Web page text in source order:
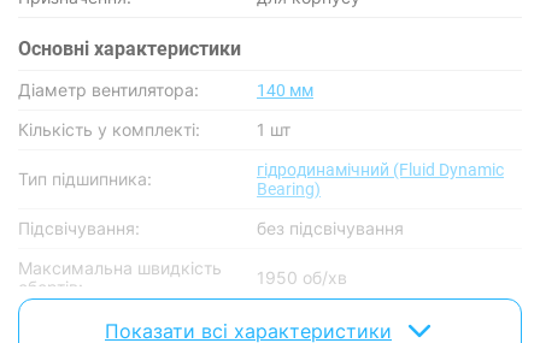
Основнi характеристики
Діаметр вентилятора: 140 мм
Кількість у комплекті: 1 шт
Тип підшипника:
гідродинамічний (Fluid Dynamic
Bearing)
Підсвічування:
без підсвічування
Максимальна швидкість
обертів:
1950 об/хв
Повітряний потік:
77.6 CFM
Показати всі характеристики